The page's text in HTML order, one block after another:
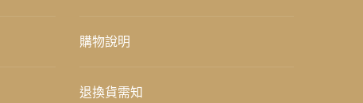
購物說明
退換貨需知